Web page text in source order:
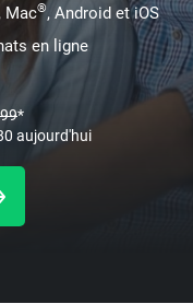
Mac®, Android et iOS
en ligne
99*
aujourd'hui